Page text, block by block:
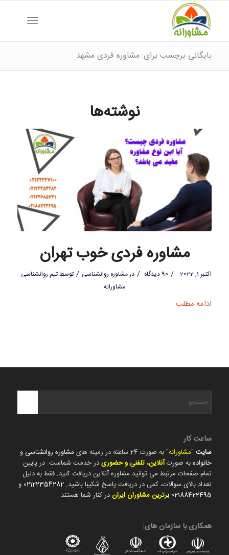
بایگانی برچسب برای: مشاوره فردی مشهد
نوشته‌ها
مشاوره فردی خوب تهران
اکتبر 1, 2022 / 90 دیدگاه / درمشاوره روانشناسی / توسطتیم روانشناسی
مشاورانه
ادامه مطلب
ساعت کار
سایت"مشاورانه" به صورت 24 ساعته در زمینه های مشاوره روانشناسی و
خانوادهبه صورتآنلاین، تلفنی و حضوریدر خدمت شماست. در پایین
تمام صفحات مرتبط می توانید مشاوره آنلاین دریافت کنید. فقط به دلیل
تعداد بالای سوالات، کمی در دریافت پاسخ شکیبا باشید. 02122354282 و
02188422495 برترین مشاوران ایراندر کنار شما هستند.
همکاری با سازمان های: